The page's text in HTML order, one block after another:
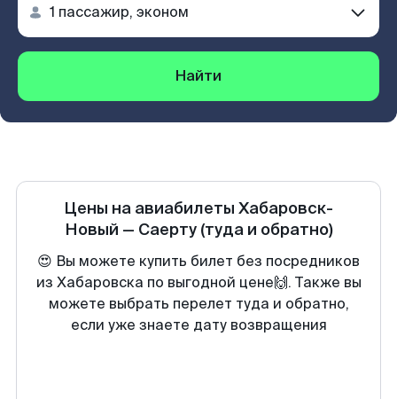
Найти
Цены на авиабилеты Хабаровск-
Новый — Саерту (туда и обратно)
😍 Вы можете купить билет без посредников
из Хабаровска по выгодной цене🙌. Также вы
можете выбрать перелет туда и обратно,
если уже знаете дату возвращения